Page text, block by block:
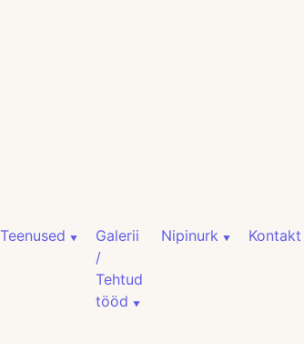
Teenused
Galerii
/
Tehtud
tööd
Nipinurk Kontakt